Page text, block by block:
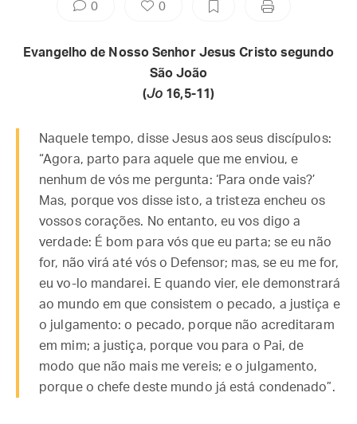
0 0
Evangelho de Nosso Senhor Jesus Cristo segundo
São João
(Jo 16,5-11)
Naquele tempo, disse Jesus aos seus discípulos:
“Agora, parto para aquele que me enviou, e
nenhum de vós me pergunta: ‘Para onde vais?’
Mas, porque vos disse isto, a tristeza encheu os
vossos corações. No entanto, eu vos digo a
verdade: É bom para vós que eu parta; se eu não
for, não virá até vós o Defensor; mas, se eu me for,
eu vo-lo mandarei. E quando vier, ele demonstrará
ao mundo em que consistem o pecado, a justiça e
o julgamento: o pecado, porque não acreditaram
em mim; a justiça, porque vou para o Pai, de
modo que não mais me vereis; e o julgamento,
porque o chefe deste mundo já está condenado”.